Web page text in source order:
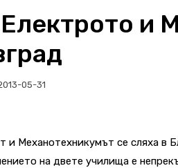
и
05-31
и Механотехникумът се сляха в
на двете училища е